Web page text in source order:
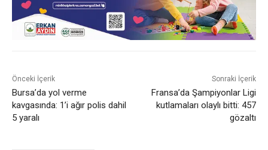
Önceki İçerik
Bursa’da yol verme
kavgasında: 1’i ağır polis dahil
5 yaralı
Sonraki İçerik
Fransa’da Şampiyonlar Ligi
kutlamaları olaylı bitti: 457
gözaltı